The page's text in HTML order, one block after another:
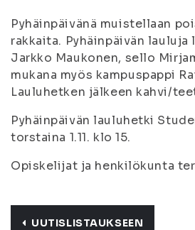
Pyhäinpäivänä muistellaan
rakkaita. Pyhäinpäivän
Jarkko Maukonen, sello
mukana myös kampuspappi
Lauluhetken jälkeen kahvi/
Pyhäinpäivän lauluhetki
torstaina 1.11. klo 15.
Opiskelijat ja henkilökunta
UUTISLISTAUKSEEN